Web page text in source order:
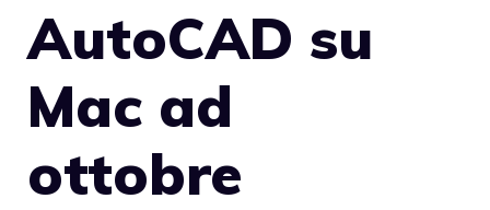
AutoCAD su
Mac ad
ottobre